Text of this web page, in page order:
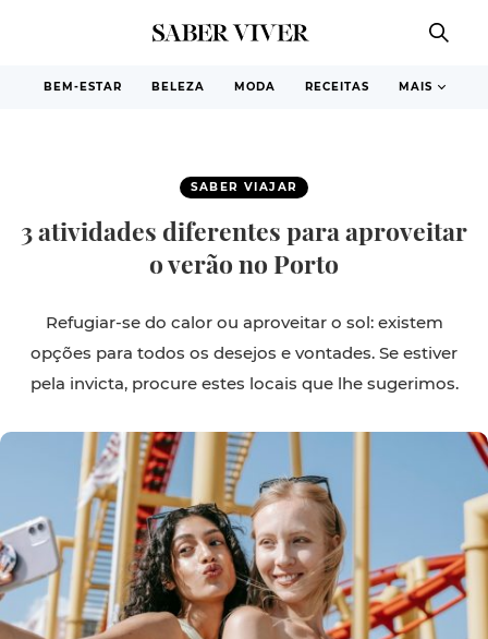
BEM-ESTAR BELEZA MODA RECEITAS MAIS
SABER VIAJAR
3 atividades diferentes para aproveitar
o verão no Porto
Refugiar-se do calor ou aproveitar o sol: existem
opções para todos os desejos e vontades. Se estiver
pela invicta, procure estes locais que lhe sugerimos.